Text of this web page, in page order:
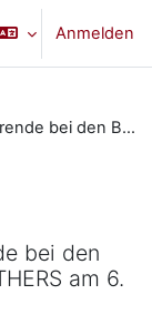
Anmelden
Reduzierter Eintritt für Studierende bei den Basketballspielen der WIHA PANTHERS am 6. und 9. Februar 2022
bei den
am 6.